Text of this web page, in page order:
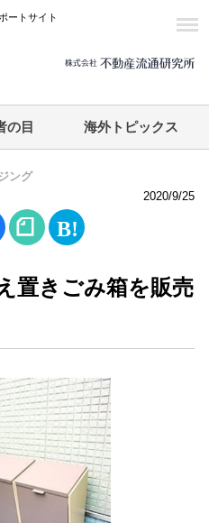
ートサイト
の目 海外トピックス
ング
2020/9/25
置きごみ箱を販売